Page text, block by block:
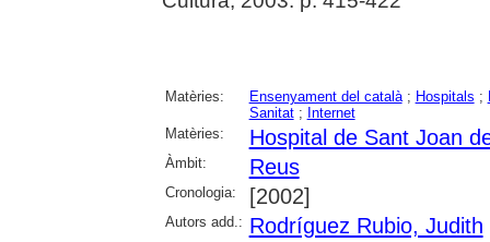
Matèries: Ensenyament del català; Hospitals ;
Sanitat; Internet
Matèries:
Hospital de Sant Joan
Àmbit: Reus
Cronologia: [2002]
Autors add.: Rodríguez Rubio, Judith